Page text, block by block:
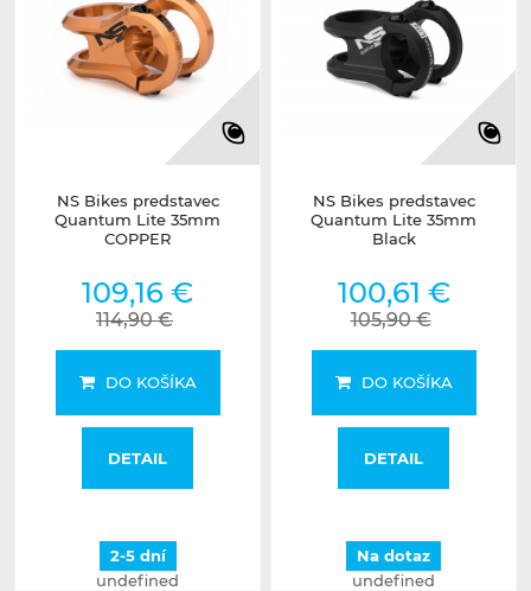
NS Bikes predstavec
Quantum Lite 35mm
COPPER
109,16 €
114,90 €
DO KOŠÍKA
DETAIL
2-5 dní
undefined
NS Bikes predstavec
Quantum Lite 35mm
Black
100,61 €
105,90 €
DO KOŠÍKA
DETAIL
Na dotaz
undefined